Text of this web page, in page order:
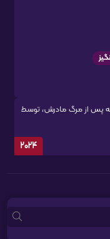
پس از مرگ مادرش، توسط
2024